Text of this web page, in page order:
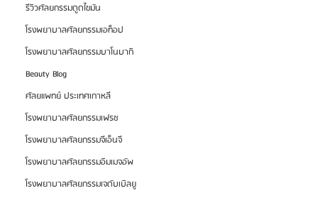
รีวิวศัลยกรรมดูดไขมัน
โรงพยาบาลศัลยกรรมเอท็อป
โรงพยาบาลศัลยกรรมบาโนบากิ
Beauty Blog
ศัลยแพทย์ ประเทศเกาหลี
โรงพยาบาลศัลยกรรมเฟรช
โรงพยาบาลศัลยกรรมจีเอ็นจี
โรงพยาบาลศัลยกรรมอิมเมจอัพ
โรงพยาบาลศัลยกรรมเจดับเบิลยู